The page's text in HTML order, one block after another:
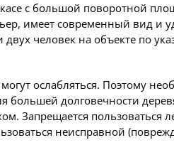
с большой поворотной
имеет современный вид и
человек на объекте по
ослабляться. Поэтому
большей долговечности
Запрещается пользоваться
неисправной